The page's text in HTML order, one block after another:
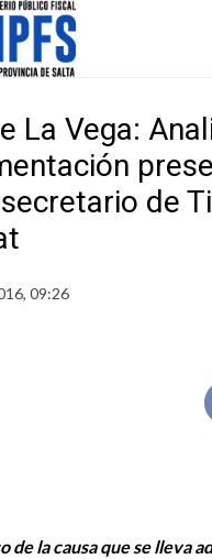
La Vega:
de
09:26
de la causa que se lleva